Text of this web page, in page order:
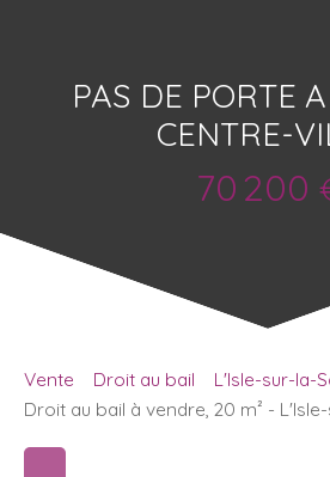
PAS DE PORTE
CENTRE-
70 200
Vente Droit au bail
L'Isle-sur-la-
Droit au bail à vendre, 20 m² -